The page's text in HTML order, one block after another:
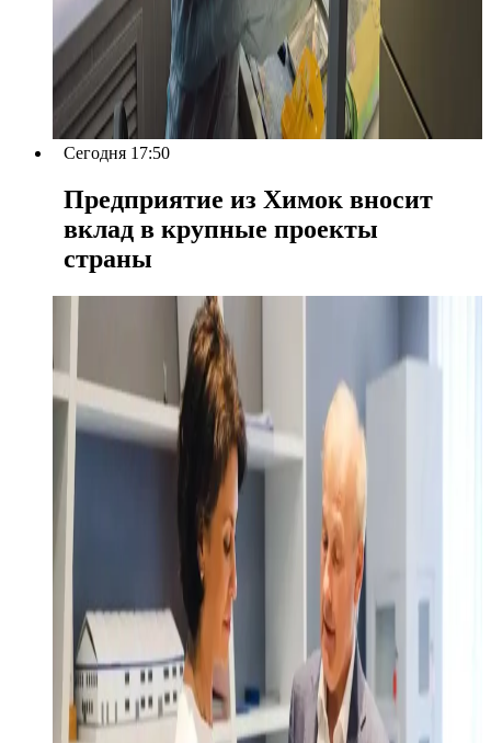
Сегодня 17:50
Предприятие из Химок вносит
вклад в крупные проекты
страны